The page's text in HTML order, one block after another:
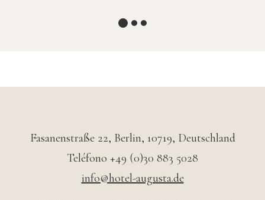
Fasanenstraße 22, Berlin, 10719, Deutschland
Teléfono +49 (0)30 883 5028
info@hotel-augusta.de